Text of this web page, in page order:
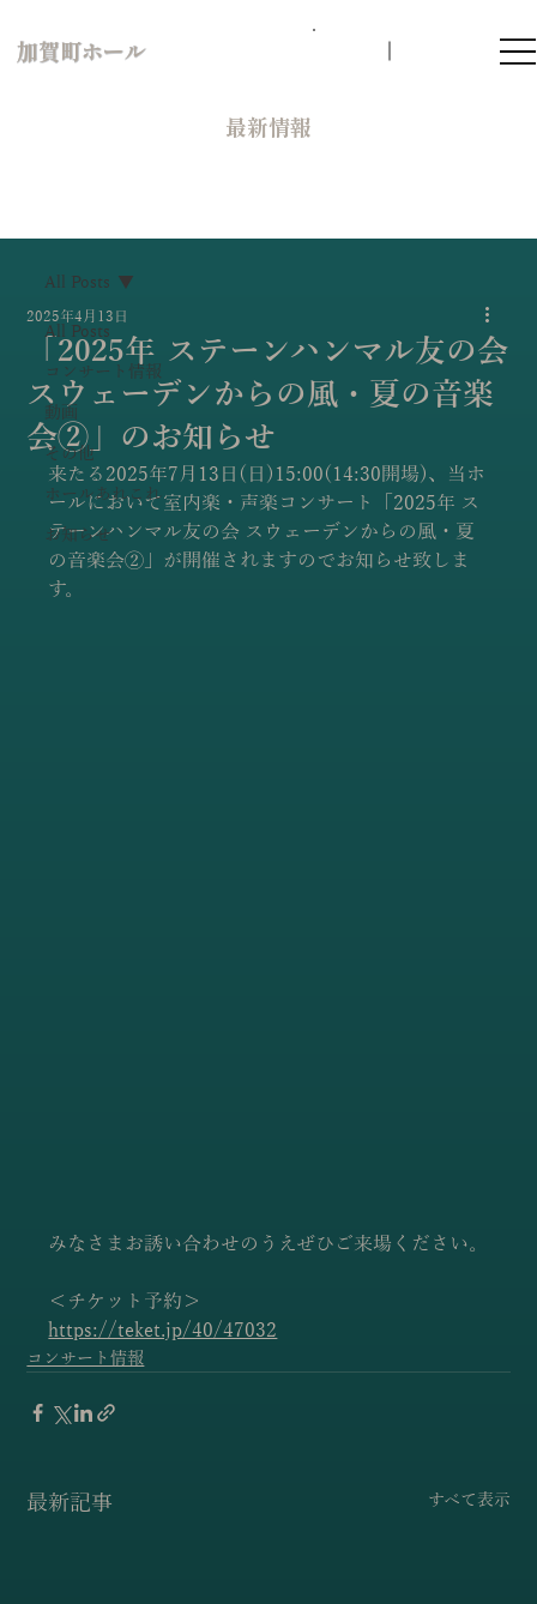
加賀町ホール
​最新情報
All Posts
コンサート情報
動画
その他
ホールあれこれ
お知らせ
All Posts
「2025年 ステーンハンマル友の会
スウェーデンからの風・夏の音楽
会②」のお知らせ
2025年4月13日
来たる2025年7月13日(日)15:00(14:30開場)、当ホ
ールにおいて室内楽・声楽コンサート「2025年 ス
テーンハンマル友の会 スウェーデンからの風・夏
の音楽会②」が開催されますのでお知らせ致しま
す。
みなさまお誘い合わせのうえぜひご来場ください。
＜チケット予約＞
https://teket.jp/40/47032
コンサート情報
最新記事 すべて表示